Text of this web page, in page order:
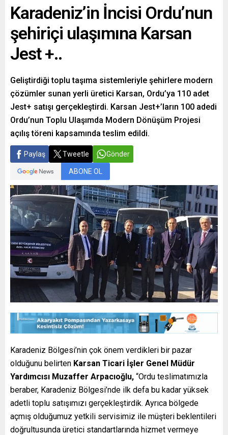
Karadeniz’in İncisi Ordu’nun
şehiriçi ulaşımına Karsan
Jest +..
Geliştirdiği toplu taşıma sistemleriyle şehirlere modern
çözümler sunan yerli üretici Karsan, Ordu’ya 110 adet
Jest+ satışı gerçekleştirdi. Karsan Jest+’ların 100 adedi
Ordu’nun Toplu Ulaşımda Modern Dönüşüm Projesi
açılış töreni kapsamında teslim edildi.
Paylaş Tweetle Gönder
ABONE OL
Karadeniz Bölgesi’nin çok önem verdikleri bir pazar
olduğunu belirten Karsan Ticari İşler Genel Müdür
Yardımcısı Muzaffer Arpacıoğlu, “Ordu teslimatımızla
beraber, Karadeniz Bölgesi’nde ilk defa bu kadar yüksek
adetli toplu satışımızı gerçekleştirdik. Ayrıca bölgede
açmış olduğumuz yetkili servisimiz ile müşteri beklentileri
doğrultusunda üretici standartlarında hizmet vermeye